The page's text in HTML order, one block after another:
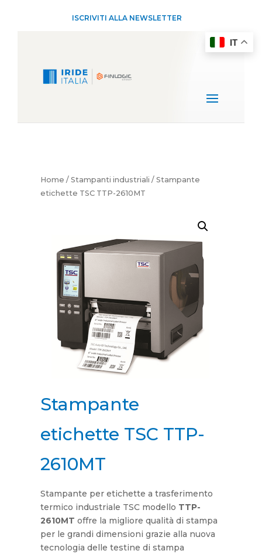
ISCRIVITI ALLA NEWSLETTER
Home / Stampanti industriali / Stampante
etichette TSC TTP-2610MT
Stampante
etichette TSC TTP-
2610MT
Stampante per etichette a trasferimento
termico industriale TSC modello TTP-
2610MT offre la migliore qualità di stampa
per le grandi dimensioni grazie alla nuova
tecnologia delle testine di stampa
IT